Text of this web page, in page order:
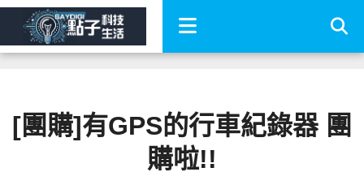
[團購]有GPS的行車紀錄器 團
購啦!!